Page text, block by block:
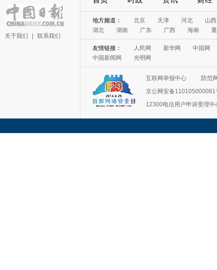
关于我们 联系我们
地方频道： 北京 天津 河北
山西
湖北
湖南 广东 广西 海南
友情链接： 人民网 新华网
中国网
中国新闻网
光明网
互联网举报中心
防范
京公网安备110105000081
12300电信用户申诉受理中